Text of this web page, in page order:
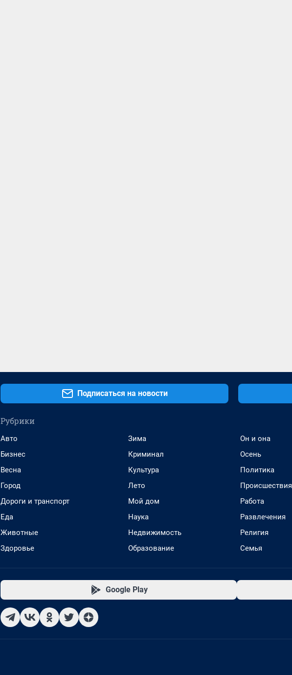
Подписаться на новости
Рубрики
Авто
Бизнес
Весна
Город
Дороги и транспорт
Еда
Животные
Здоровье
Зима
Криминал
Культура
Лето
Мой дом
Наука
Недвижимость
Образование
Он и она
Осень
Политика
Происшествия
Работа
Развлечения
Религия
Семья
Google Play